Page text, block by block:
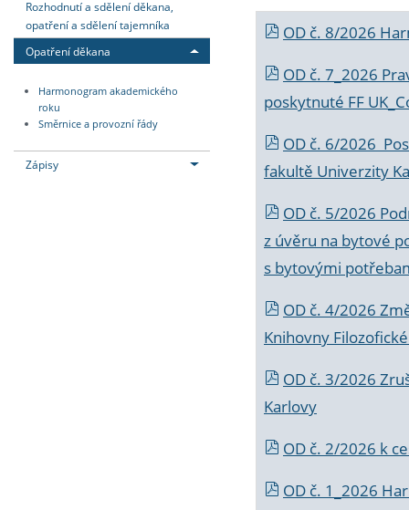
Rozhodnutí a sdělení děkana,
opatření a sdělení tajemníka
Opatření děkana
Harmonogram akademického
roku
Směrnice a provozní řády
Zápisy
OD č. 8/2026
OD č. 7_2026
poskytnuté FF
OD č. 6/2026
fakultě Univerzity
OD č. 5/2026
z úvěru na bytové
s bytovými
OD č. 4/2026
Knihovny
OD č. 3/2026
Karlovy
OD č. 2/2026 k
OD č. 1_2026